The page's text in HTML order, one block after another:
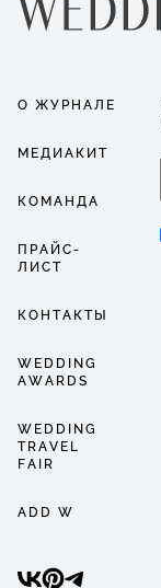
О ЖУРНАЛЕ
МЕДИАКИТ
КОМАНДА
ПРАЙС-
ЛИСТ
КОНТАКТЫ
WEDDING
AWARDS
WEDDING
TRAVEL
FAIR
ADD W